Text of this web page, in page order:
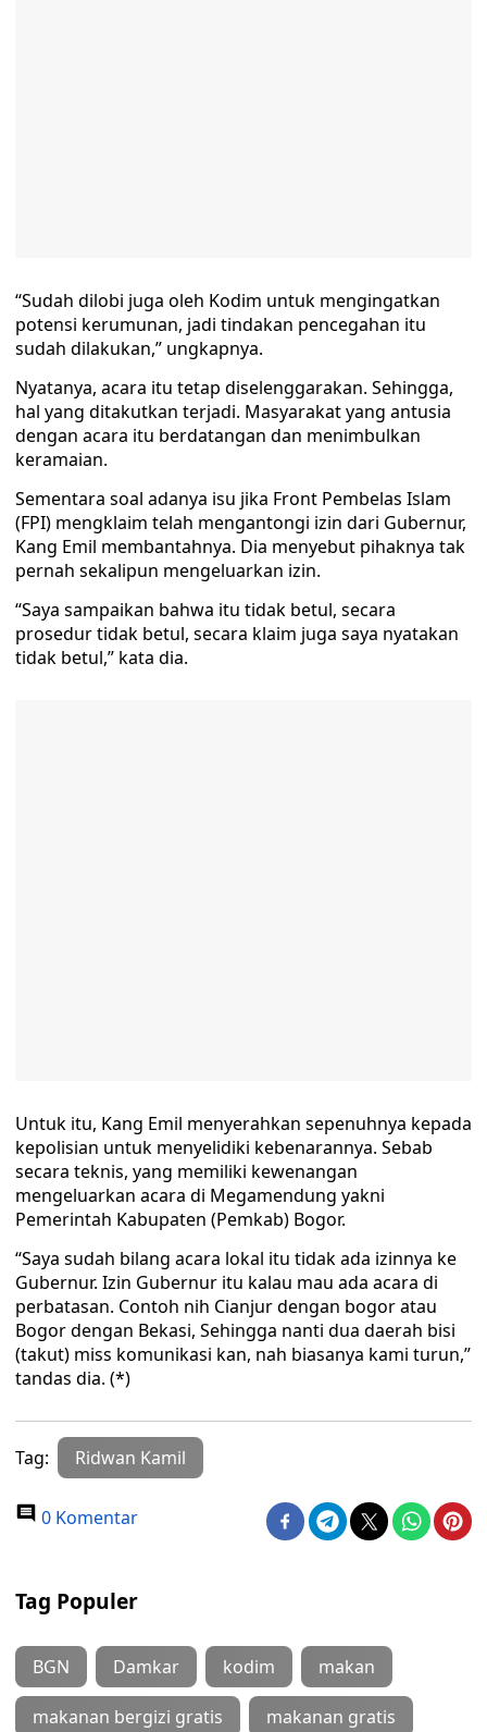
“Sudah dilobi juga oleh Kodim untuk mengingatkan
potensi kerumunan, jadi tindakan pencegahan itu
sudah dilakukan,” ungkapnya.
Nyatanya, acara itu tetap diselenggarakan. Sehingga,
hal yang ditakutkan terjadi. Masyarakat yang antusia
dengan acara itu berdatangan dan menimbulkan
keramaian.
Sementara soal adanya isu jika Front Pembelas Islam
(FPI) mengklaim telah mengantongi izin dari Gubernur,
Kang Emil membantahnya. Dia menyebut pihaknya tak
pernah sekalipun mengeluarkan izin.
“Saya sampaikan bahwa itu tidak betul, secara
prosedur tidak betul, secara klaim juga saya nyatakan
tidak betul,” kata dia.
Untuk itu, Kang Emil menyerahkan sepenuhnya kepada
kepolisian untuk menyelidiki kebenarannya. Sebab
secara teknis, yang memiliki kewenangan
mengeluarkan acara di Megamendung yakni
Pemerintah Kabupaten (Pemkab) Bogor.
“Saya sudah bilang acara lokal itu tidak ada izinnya ke
Gubernur. Izin Gubernur itu kalau mau ada acara di
perbatasan. Contoh nih Cianjur dengan bogor atau
Bogor dengan Bekasi, Sehingga nanti dua daerah bisi
(takut) miss komunikasi kan, nah biasanya kami turun,”
tandas dia. (*)
Tag: Ridwan Kamil
0 Komentar
Tag Populer
BGN Damkar kodim makan
makanan bergizi gratis makanan gratis